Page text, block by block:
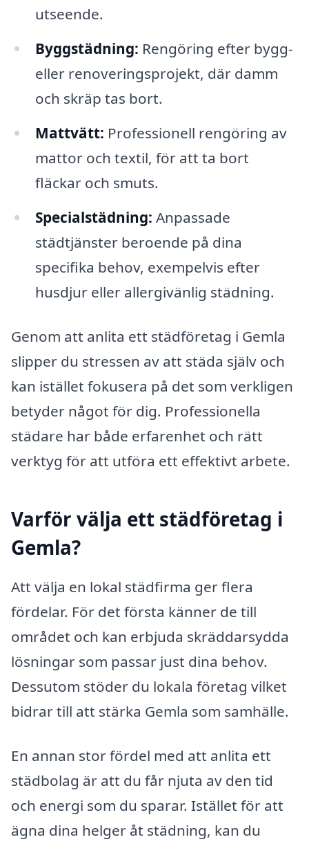
utseende.
Byggstädning: Rengöring efter bygg-
eller renoveringsprojekt, där damm
och skräp tas bort.
Mattvätt: Professionell rengöring av
mattor och textil, för att ta bort
fläckar och smuts.
Specialstädning: Anpassade
städtjänster beroende på dina
specifika behov, exempelvis efter
husdjur eller allergivänlig städning.
Genom att anlita ett städföretag i Gemla
slipper du stressen av att städa själv och
kan istället fokusera på det som verkligen
betyder något för dig. Professionella
städare har både erfarenhet och rätt
verktyg för att utföra ett effektivt arbete.
Varför välja ett städföretag i
Gemla?
Att välja en lokal städfirma ger flera
fördelar. För det första känner de till
området och kan erbjuda skräddarsydda
lösningar som passar just dina behov.
Dessutom stöder du lokala företag vilket
bidrar till att stärka Gemla som samhälle.
En annan stor fördel med att anlita ett
städbolag är att du får njuta av den tid
och energi som du sparar. Istället för att
ägna dina helger åt städning, kan du